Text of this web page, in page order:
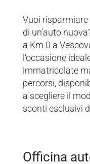
Vuoi
di un’auto
a Km 0 a
l’occasione
immatricolate
percorsi,
a scegliere il
sconti esclusivi
Officina